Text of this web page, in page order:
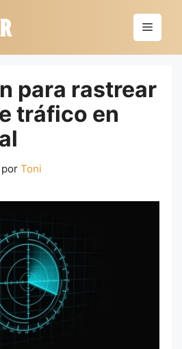
Menú
para rastrear
tráfico en
por Toni